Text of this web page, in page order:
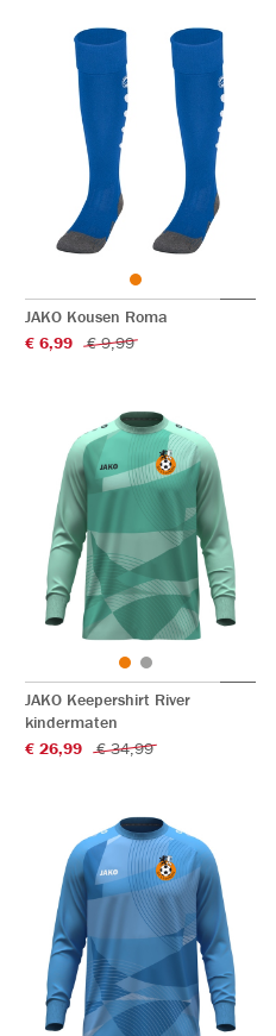
JAKO Kousen Roma
€ 6,99
€ 9,99
JAKO Keepershirt River
kindermaten
€ 26,99
€ 34,99